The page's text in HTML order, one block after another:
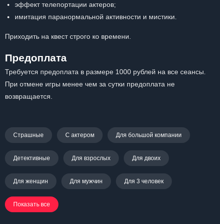
эффект телепортации актеров;
имитация паранормальной активности и мистики.
Приходить на квест строго ко времени.
Предоплата
Требуется предоплата в размере 1000 рублей на все сеансы.
При отмене игры менее чем за сутки предоплата не
возвращается.
Страшные С актером Для большой компании
Детективные Для взрослых Для двоих
Для женщин Для мужчин Для 3 человек
Показать все